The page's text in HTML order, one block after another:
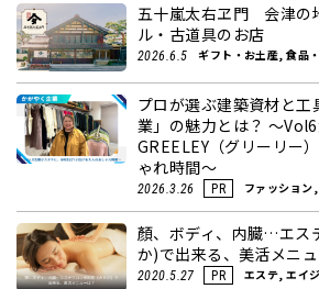
五十嵐太右ヱ門 会津の
ル・古道具のお店
2026.6.5 ギフト・お土産, 食品
プロが選ぶ建築資材と
業」の魅力とは？ ～Vol6
GREELEY（グリーリー
ゃれ時間～
2026.3.26 PR ファッション
顏、ボディ、内臓…エス
か)で出来る、美活メニ
2020.5.27 PR エステ, エイ